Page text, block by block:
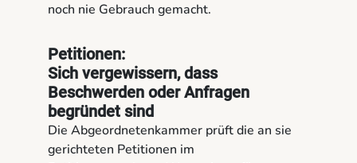
noch nie Gebrauch gemacht.
Petitionen:
Sich vergewissern, dass
Beschwerden oder Anfragen
begründet sind
Die Abgeordnetenkammer prüft die an sie
gerichteten Petitionen im